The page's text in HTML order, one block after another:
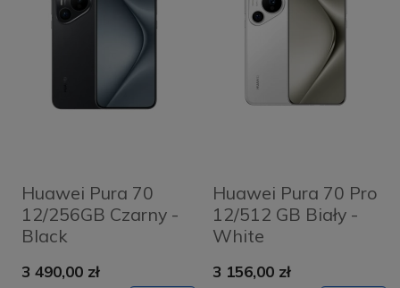
Huawei Pura 70
12/256GB Czarny -
Black
3 490,00 zł
Huawei Pura 70 Pro
12/512 GB Biały -
White
3 156,00 zł